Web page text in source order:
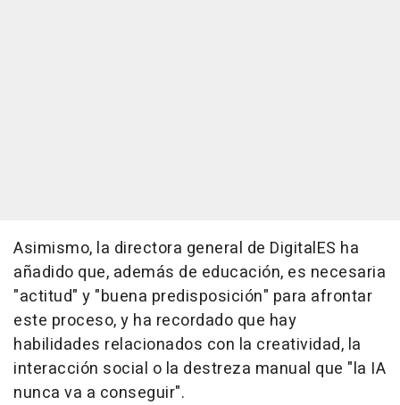
Asimismo, la directora general de DigitalES ha
añadido que, además de educación, es necesaria
"actitud" y "buena predisposición" para afrontar
este proceso, y ha recordado que hay
habilidades relacionados con la creatividad, la
interacción social o la destreza manual que "la IA
nunca va a conseguir".